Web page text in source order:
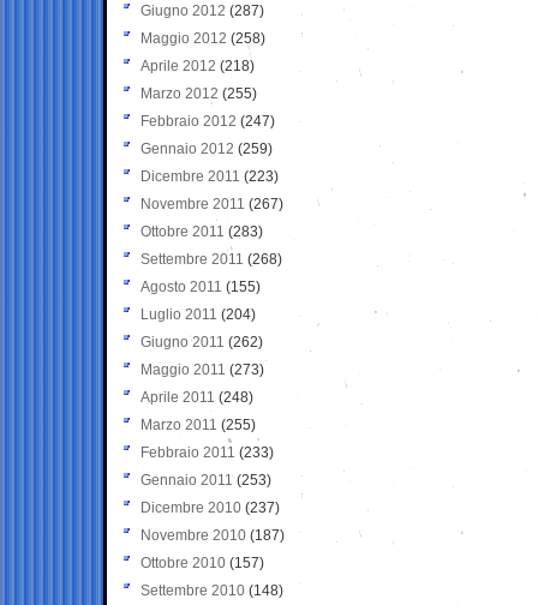
Giugno 2012 (287)
Maggio 2012 (258)
Aprile 2012 (218)
Marzo 2012 (255)
Febbraio 2012 (247)
Gennaio 2012 (259)
Dicembre 2011 (223)
Novembre 2011 (267)
Ottobre 2011 (283)
Settembre 2011 (268)
Agosto 2011 (155)
Luglio 2011 (204)
Giugno 2011 (262)
Maggio 2011 (273)
Aprile 2011 (248)
Marzo 2011 (255)
Febbraio 2011 (233)
Gennaio 2011 (253)
Dicembre 2010 (237)
Novembre 2010 (187)
Ottobre 2010 (157)
Settembre 2010 (148)